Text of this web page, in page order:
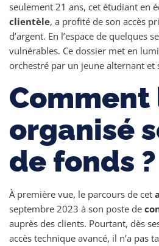
seulement 21 ans, cet étudiant en
clientèle, a profité de son accès
d’argent. En l’espace de quelques
vulnérables. Ce dossier met en
orchestré par un jeune alternant
organisé
de fonds ?
À première vue, le parcours de cet
septembre 2023 à son poste de
auprès des clients. Pourtant, dès
accès technique avancé, il n’a